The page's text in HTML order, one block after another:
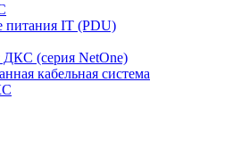
питания IT (PDU)
(серия NetOne)
кабельная система